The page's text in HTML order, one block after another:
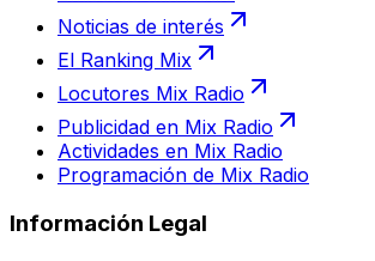
Noticias de interés
El Ranking Mix
Locutores Mix Radio
Publicidad en Mix Radio
Actividades en Mix Radio
Programación de Mix Radio
Información Legal